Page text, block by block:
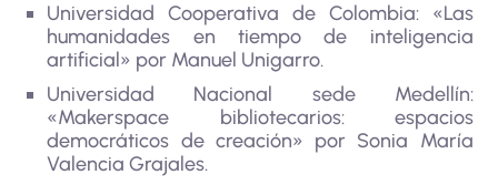
Universidad Cooperativa de Colombia: «Las
humanidades en tiempo de inteligencia
artificial» por Manuel Unigarro.
Universidad Nacional sede Medellín:
«Makerspace bibliotecarios: espacios
democráticos de creación» por Sonia María
Valencia Grajales.